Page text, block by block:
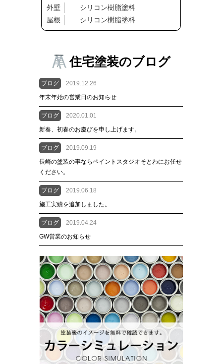
外壁
シリコン樹脂塗料
屋根
シリコン樹脂塗料
住宅塗装のブログ
ブログ
2019.12.26
年末年始の営業日のお知らせ
ブログ
2020.01.01
新春、初春のお慶びを申し上げます。
ブログ
2019.09.19
長崎の塗装の事ならペイントスタジオそとわにお任せ
ください。
ブログ
2019.06.18
施工実績を追加しました。
ブログ
2019.04.24
GW営業のお知らせ